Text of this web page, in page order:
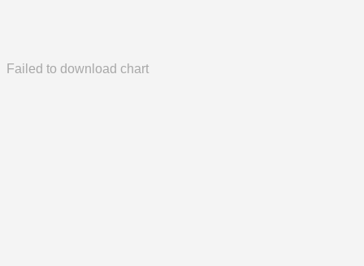
Failed to download chart